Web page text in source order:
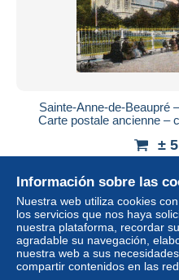
Sainte-Anne-de-Beaupré
Carte postale ancienne –
±
Estatus
Información sobre las
Nuestra web utiliza cookies
los servicios que nos haya
nuestra plataforma, recordar
agradable su navegación,
nuestra web a sus
compartir contenidos en las